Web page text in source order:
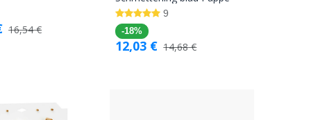
16,54€
Warenkorb
9
-18%
12,03 € 14,68€